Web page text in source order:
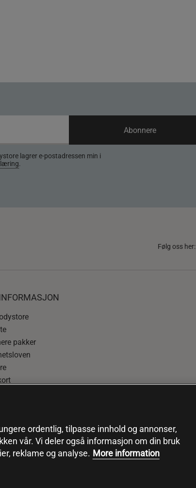
lagrer e-postadressen min i
.
Abonnere
Følg oss her:
pakker
ordentlig, tilpasse innhold og annonser,
vår. Vi deler også informasjon om din bruk
reklame og analyse. More information